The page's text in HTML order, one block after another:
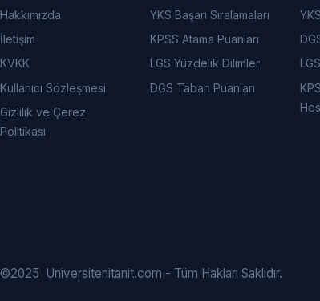
Hakkımızda
İletişim
KVKK
Kullanıcı Sözleşmesi
Gizlilik ve Çerez
Politikası
YKS Başarı Sıralamaları
KPSS Atama Puanları
LGS Yüzdelik Dilimler
DGS Taban Puanları
©2025 Universitenitanit.com - Tüm Hakları Saklıdır.